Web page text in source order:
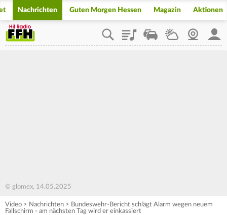
Nachrichten Guten Morgen Hessen Magazin Aktionen
PlaylistStaupilotWetterWebcam
© glomex, 14.05.2025
Video > Nachrichten > Bundeswehr-Bericht schlägt Alarm wegen neuem
Fallschirm - am nächsten Tag wird er einkassiert